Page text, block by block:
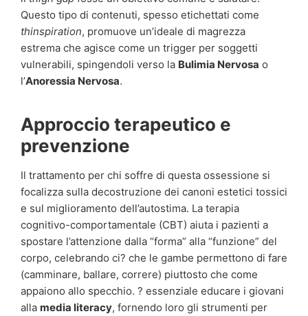
Questo tipo di contenuti, spesso etichettati come
thinspiration, promuove un’ideale di magrezza
estrema che agisce come un trigger per soggetti
vulnerabili, spingendoli verso la Bulimia Nervosa o
l’Anoressia Nervosa.
Approccio terapeutico e
prevenzione
Il trattamento per chi soffre di questa ossessione si
focalizza sulla decostruzione dei canoni estetici tossici
e sul miglioramento dell’autostima. La terapia
cognitivo-comportamentale (CBT) aiuta i pazienti a
spostare l’attenzione dalla “forma” alla “funzione” del
corpo, celebrando ci? che le gambe permettono di fare
(camminare, ballare, correre) piuttosto che come
appaiono allo specchio. ? essenziale educare i giovani
alla media literacy, fornendo loro gli strumenti per